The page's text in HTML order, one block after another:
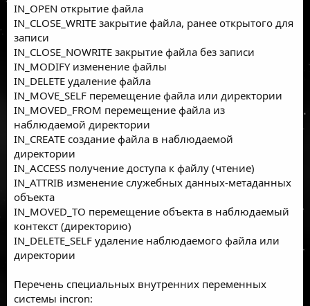
IN_OPEN открытие файла
IN_CLOSE_WRITE закрытие файла, ранее открытого для
записи
IN_CLOSE_NOWRITE закрытие файла без записи
IN_MODIFY изменение файлы
IN_DELETE удаление файла
IN_MOVE_SELF перемещение файла или директории
IN_MOVED_FROM перемещение файла из
наблюдаемой директории
IN_CREATE создание файла в наблюдаемой
директории
IN_ACCESS получение доступа к файлу (чтение)
IN_ATTRIB изменение служебных данных-метаданных
объекта
IN_MOVED_TO перемещение объекта в наблюдаемый
контекст (директорию)
IN_DELETE_SELF удаление наблюдаемого файла или
директории
Перечень специальных внутренних переменных
системы incron: